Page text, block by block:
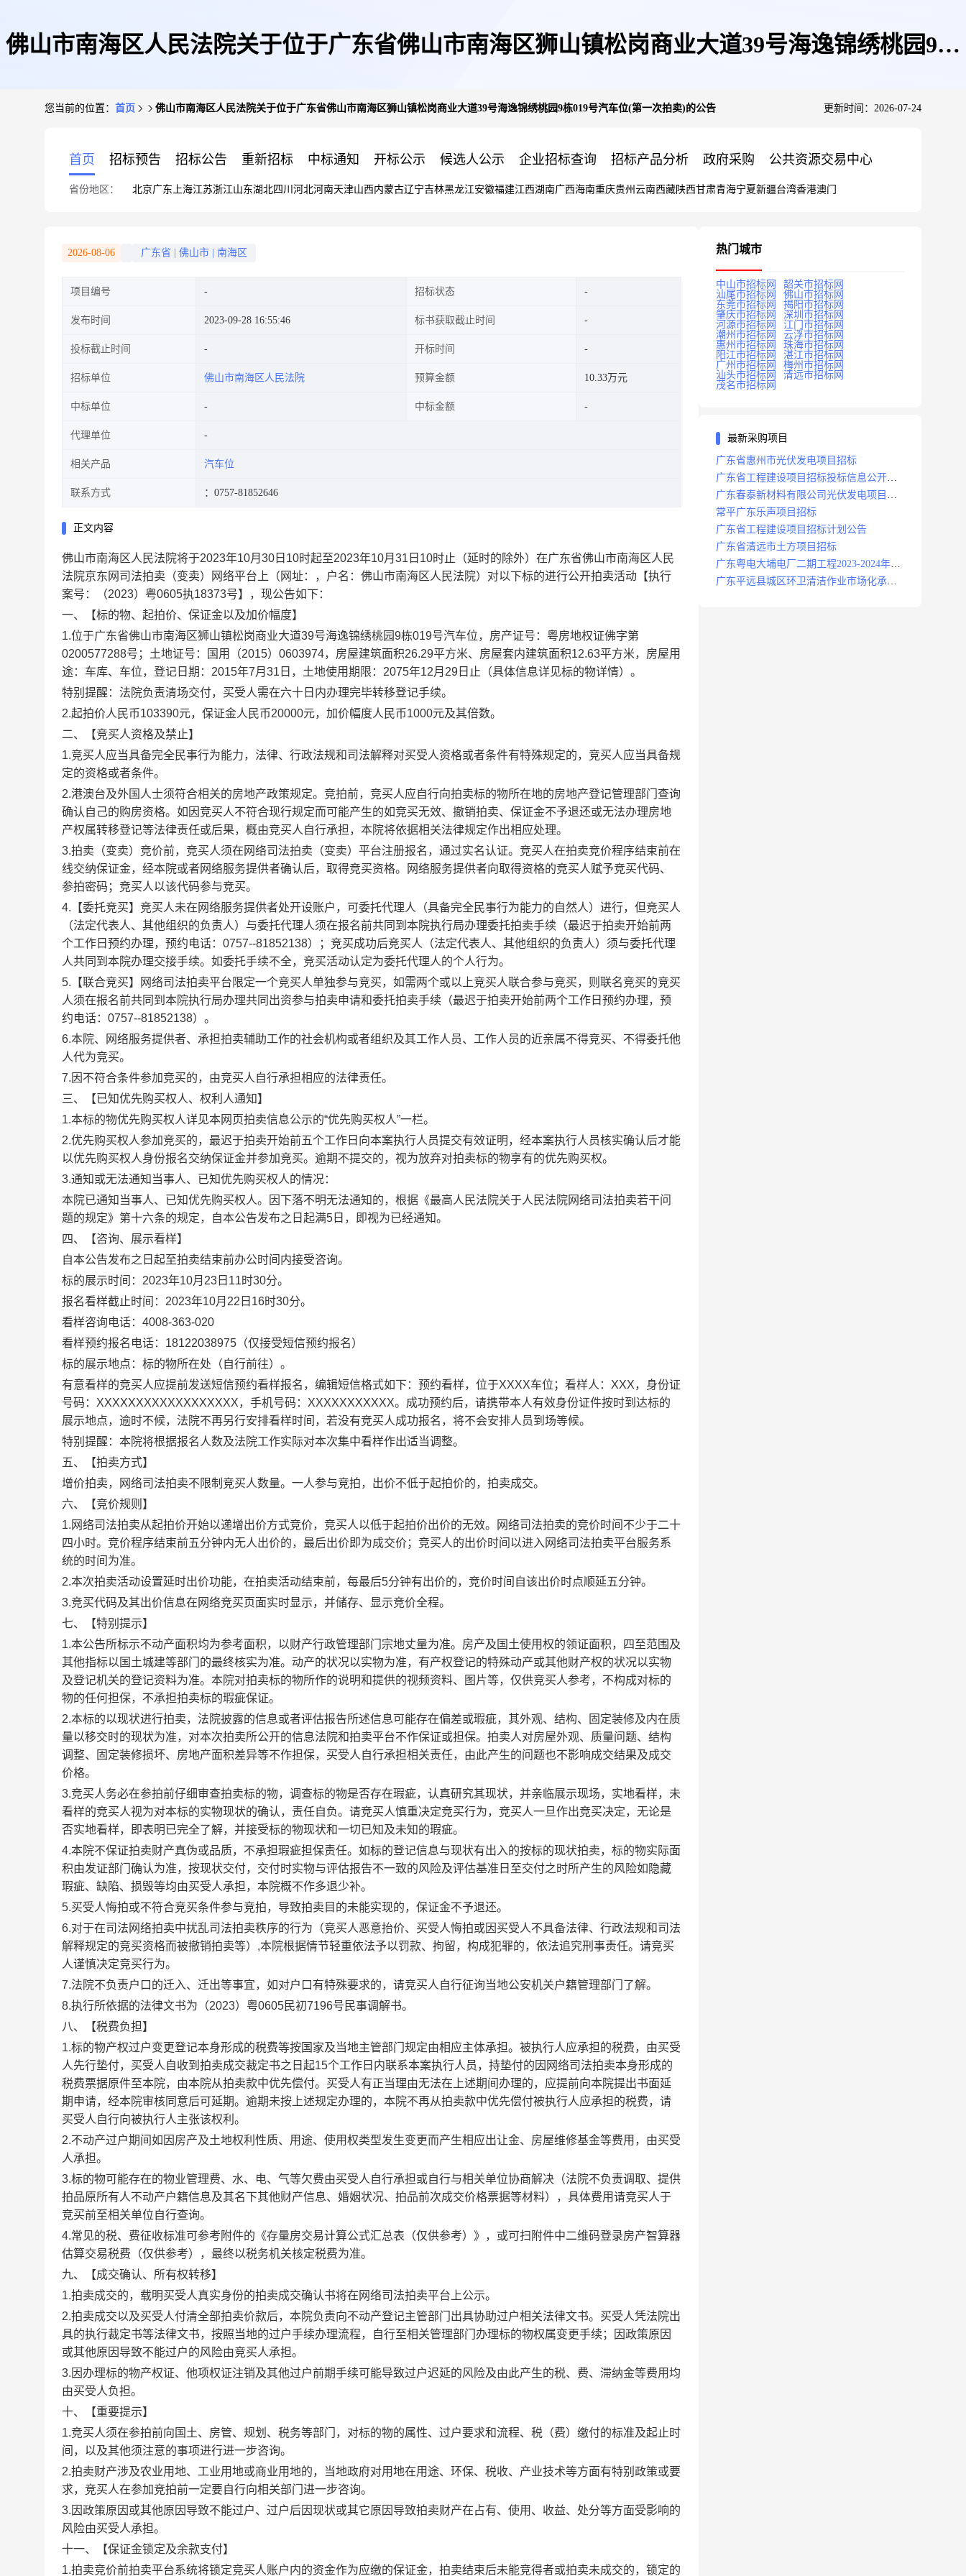
佛山市南海区人民法院关于位于广东省佛山市南海区狮山镇松岗商业大道39号海逸锦绣桃园9栋
您当前的位置： 首页 佛山市南海区人民法院关于位于广东省佛山市南海区狮山镇松岗商业大道39号海逸锦绣桃园9栋019号汽车位(第一次拍卖)的公告 更新时间：2026-07-24
首页 招标预告 招标公告 重新招标 中标通知 开标公示 候选人公示 企业招标查询 招标产品分析 政府采购 公共资源交易中心
省份地区： 北京广东 上海江苏浙江山东湖北四川 河北河南天津山西内蒙古辽宁吉林黑龙江安徽福建江西湖南广西海南重庆贵州 云南西藏陕西甘肃青海宁夏新疆台湾香港澳门
2026-08-06 广东省 佛山市 南海区
项目编号 招标状态
发布时间 2023-09-28 16:55:46 标书获取截止时间
投标截止时间 开标时间
招标单位 佛山市南海区人民法院 预算金额 10.33万元
中标单位 中标金额
代理单位
相关产品 汽车位
联系方式 ：0757-81852646
正文内容
佛山市南海区人民法院将于2023年10月 30 日 10时起至2023年10月 31 日 10时止 （延时的除外）在广东省佛山市南海区人民
法院京东网司法拍卖（变卖）网络平台上（网址：
，户名：佛山市南海区人民法院）对以下标的进行公开拍卖活动 【执行
案号：（2023）粤0605执18373号】
，现公告如下：
一、【标的物、起拍价、保证金以及加价幅度】
1.位于广东省佛山市南海区狮山镇松岗商业大道39号海逸锦绣桃园9栋019号汽车位， 房产证号：粤房地权证佛字第
0200577288号；土地证号：国用（2015）0603974，房屋建筑面积26.29平方米、房屋套内建筑面积12.63平方米，房屋用
途： 车库、车位，登记日期： 2015年7月 31 日，土地使用期限： 2075年12月29日止 （具体信息详见标的物详情） 。
特别提醒 ：法院负责清场交付，买受人需在六十日内办理完毕转移登记手续。
2.起拍价人民币103390元，保证金人民币20000元，加价幅度人民币1000元及其倍数。
二、【竞买人资格及禁止】
1.竞买人应当具备完全民事行为能力，法律、行政法规和司法解释对买受人资格或者条件有特殊规定的，竞买人应当具备规
定的资格或者条件。
2.港澳台及外国人士须符合相关的房地产政策规定。竞拍前，竞买人应自行向拍卖标的物所在地的房地产登记管理部门查询
确认自己的购房资格。 如因竞买人不符合现行规定而可能产生的如竞买无效、撤销拍卖、保证金不予退还或无法办理房地
产权属转移登记等法律责任或后果，概由竞买人自行承担，本院将依据相关法律规定作出相应处理。
3.拍卖（变卖）竞价前，竞买人须在网络司法拍卖（变卖）平台注册报名，通过实名认证。竞买人在拍卖竞价程序结束前在
线交纳保证金，经本院或者网络服务提供者确认后，取得竞买资格。网络服务提供者向取得资格的竞买人赋予竞买代码、
参拍密码；竞买人以该代码参与竞买。
4. 【委托竞买】 竞买人未在网络服务提供者处开设账户，可委托代理人（具备完全民事行为能力的自然人）进行，但竞买人
（法定代表人、其他组织的负责人）与委托代理人须在报名前共同到本院执行局办理委托拍卖手续 （最迟于拍卖开始前两
个工作日预约办理，预约电话： 0757--81852138）
；竞买成功后竞买人（法定代表人、其他组织的负责人）须与委托代理
人共同到本院办理交接手续。如委托手续不全，竞买活动认定为委托代理人的个人行为。
5.【联合竞买】网络司法拍卖平台限定一个竞买人单独参与竞买，如需两个或以上竞买人联合参与竞买，则联名竞买的竞买
人须在报名前共同到本院执行局办理共同出资参与拍卖申请和委托拍卖手续 （最迟于拍卖开始前两个工作日预约办理，预
约电话： 0757--81852138） 。
6.本院、网络服务提供者、承担拍卖辅助工作的社会机构或者组织及其工作人员、工作人员的近亲属不得竞买、不得委托他
人代为竞买。
7.因不符合条件参加竞买的，由竞买人自行承担相应的法律责任。
三、【已知优先购买权人、权利人通知】
1.本标的物优先购买权人详见本网页拍卖信息公示的“优先购买权人”一栏。
2.优先购买权人参加竞买的， 最迟于拍卖开始前五个工作日 向本案执行人员提交有效证明，经本案执行人员核实确认后才能
以优先购买权人身份报名交纳保证金并参加竞买。逾期不提交的，视为放弃对拍卖标的物享有的优先购买权。
3.通知或无法通知当事人、已知优先购买权人的情况：
本院已通知当事人、已知优先购买权人。因下落不明无法通知的，根据《最高人民法院关于人民法院网络司法拍卖若干问
题的规定》第十六条的规定，自本公告发布之日起满5日，即视为已经通知。
四、【咨询、展示看样】
自本公告发布之日起至拍卖结束前办公时间内接受咨询。
标的展示时间： 2023年10月 23 日 11时30分。
报名看样截止时间： 2023年10月 22 日 16时30分。
看样咨询电话： 4008-363-020
看样预约报名电话： 18122038975（仅接受短信预约报名）
标的展示地点：标的物所在处（自行前往）。
有意看样的竞买人应提前发送短信预约看样报名，编辑短信格式如下：预约看样，位于XXXX车位 ；看样人： XXX，身份证
号码：XXXXXXXXXXXXXXXXXX，手机号码：XXXXXXXXXXX。成功预约后，请携带本人有效身份证件按时到达标的
展示地点，逾时不候，法院不再另行安排看样时间，若没有竞买人成功报名，将不会安排人员到场等候。
特别提醒：本院将根据报名人数及法院工作实际对本次集中看样作出适当调整。
五、【拍卖方式】
增价拍卖，网络司法拍卖不限制竞买人数量。一人参与竞拍，出价不低于起拍价的，拍卖成交。
六、
【竞价规则 】
1.网络司法拍卖从起拍价开始以递增出价方式竞价，竞买人以低于起拍价出价的无效。网络司法拍卖的竞价时间不少于二十
四小时。竞价程序结束前五分钟内无人出价的，最后出价即为成交价；竞买人的出价时间以进入网络司法拍卖平台服务系
统的时间为准。
2.本次拍卖活动设置延时出价功能，在拍卖活动结束前，每最后5分钟有出价的，竞价时间自该出价时点顺延五分钟。
3.竞买代码及其出价信息在网络竞买页面实时显示，并储存、显示竞价全程。
七、【特别提示】
1.本公告所标示不动产面积均为参考面积，以财产行政管理部门宗地丈量为准。房产及国土使用权的领证面积，四至范围及
其他指标以国土城建等部门的最终核实为准。动产的状况以实物为准，有产权登记的特殊动产或其他财产权的状况以实物
及登记机关的登记资料为准。 本院对拍卖标的物所作的说明和提供的视频资料、图片等，仅供竞买人参考，不构成对标的
物的任何担保，不承担拍卖标的瑕疵保证。
2.本标的以现状进行拍卖，法院披露的信息或者评估报告所述信息可能存在偏差或瑕疵，其外观、结构、固定装修及内在质
量以移交时的现状为准，对本次拍卖所公开的信息法院和拍卖平台不作保证或担保。拍卖人对房屋外观、质量问题、结构
调整、固定装修损坏、房地产面积差异等不作担保，买受人自行承担相关责任，由此产生的问题也不影响成交结果及成交
价格。
3.竞买人务必在参拍前仔细审查拍卖标的物，调查标的物是否存在瑕疵，认真研究其现状，并亲临展示现场，实地看样，未
看样的竞买人视为对本标的实物现状的确认，责任自负。 请竞买人慎重决定竞买行为，竞买人一旦作出竞买决定，无论是
否实地看样，即表明已完全了解，并接受标的物现状和一切已知及未知的瑕疵。
4.本院不保证拍卖财产真伪或品质，不承担瑕疵担保责任。 如标的登记信息与现状有出入的按标的现状拍卖，标的物实际面
积由发证部门确认为准，按现状交付，交付时实物与评估报告不一致的风险及评估基准日至交付之时所产生的风险如隐藏
瑕疵、缺陷、损毁等均由买受人承担，本院概不作多退少补。
5.买受人悔拍或不符合竞买条件参与竞拍，导致拍卖目的未能实现的，保证金不予退还。
6.对于在司法网络拍卖中扰乱司法拍卖秩序的行为（竞买人恶意抬价、买受人悔拍或因买受人不具备法律、行政法规和司法
解释规定的竞买资格而被撤销拍卖等）,本院根据情节轻重依法予以罚款、拘留，构成犯罪的，依法追究刑事责任。请竞买
人谨慎决定竞买行为。
7.法院不负责户口的迁入、迁出等事宜，如对户口有特殊要求的，请竞买人自行征询当地公安机关户籍管理部门了解。
8.执行所依据的法律文书为（2023）粤0605民初7196号 民事调解书。
八、
【税费负担】
1.标的物产权过户变更登记本身形成的税费等按国家及当地主管部门规定由相应主体承担。被执行人应承担的税费，由买受
人先行垫付，买受人自收到拍卖成交裁定书之日起15个工作日内联系本案执行人员，持垫付的因网络司法拍卖本身形成的
税费票据原件至本院，由本院从拍卖款中优先偿付。买受人有正当理由无法在上述期间办理的，应提前向本院提出书面延
期申请，经本院审核同意后可延期。逾期未按上述规定办理的，本院不再从拍卖款中优先偿付被执行人应承担的税费，请
买受人自行向被执行人主张该权利。
2.不动产过户期间如因房产及土地权利性质、用途、使用权类型发生变更而产生相应出让金、房屋维修基金等费用，由买受
人承担。
3.标的物可能存在的物业管理费、水、电、气等欠费由买受人自行承担或自行与相关单位协商解决（法院不负责调取、提供
拍品原所有人不动产户籍信息及其名下其他财产信息、婚姻状况、拍品前次成交价格票据等材料）
，具体费用请竞买人于
竞买前至相关单位自行查询。
4.常见的税、费征收标准可参考附件的《存量房交易计算公式汇总表（仅供参考）》，或可扫附件中二维码登录房产智算器
估算交易税费（仅供参考），最终以税务机关核定税费为准。
九、【成交确认、所有权转移】
1.拍卖成交的，载明买受人真实身份的拍卖成交确认书将在网络司法拍卖平台上公示。
2.拍卖成交以及买受人付清全部拍卖价款后，本院负责向不动产登记主管部门出具协助过户相关法律文书。买受人凭法院出
具的执行裁定书等法律文书，按照当地的过户手续办理流程，自行至相关管理部门办理标的物权属变更手续；因政策原因
或其他原因导致不能过户的风险由竞买人承担。
3.因办理标的物产权证、他项权证注销及其他过户前期手续可能导致过户迟延的风险及由此产生的税、费、滞纳金等费用均
由买受人负担。
十、【重要提示】
1.竞买人须在参拍前向国土、房管、规划、税务等部门，对标的物的属性、过户要求和流程、税（费）缴付的标准及起止时
间，以及其他须注意的事项进行进一步咨询。
2.拍卖财产涉及农业用地、工业用地或商业用地的，当地政府对用地在用途、环保、税收、产业技术等方面有特别政策或要
求，竞买人在参加竞拍前一定要自行向相关部门进一步咨询。
3.因政策原因或其他原因导致不能过户、过户后因现状或其它原因导致拍卖财产在占有、使用、收益、处分等方面受影响的
风险由买受人承担。
十一、【保证金锁定及余款支付】
1.拍卖竞价前拍卖平台系统将锁定竞买人账户内的资金作为应缴的保证金，拍卖结束后未能竞得者或拍卖未成交的，锁定的
热门城市
中山市招标网
韶关市招标网
汕尾市招标网
佛山市招标网
东莞市招标网
揭阳市招标网
肇庆市招标网
深圳市招标网
河源市招标网
江门市招标网
潮州市招标网
云浮市招标网
惠州市招标网
珠海市招标网
阳江市招标网
湛江市招标网
广州市招标网
梅州市招标网
汕头市招标网
清远市招标网
茂名市招标网
最新采购项目
广东省惠州市光伏发电项目招标
广东省工程建设项目招标投标信息公开目
录
广东春泰新材料有限公司光伏发电项目招
标
常平广东乐声项目招标
广东省工程建设项目招标计划公告
广东省清远市土方项目招标
广东粤电大埔电厂二期工程2023-2024年度
安保服务项目招标公告
广东平远县城区环卫清洁作业市场化承包